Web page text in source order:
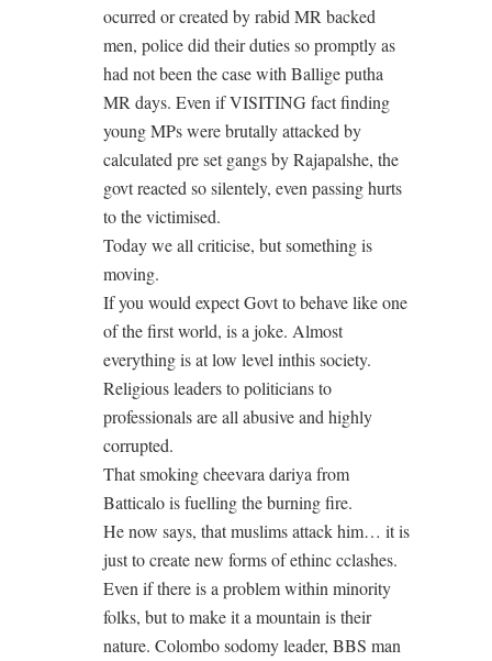
ocurred or created by rabid MR backed
men, police did their duties so promptly as
had not been the case with Ballige putha
MR days. Even if VISITING fact finding
young MPs were brutally attacked by
calculated pre set gangs by Rajapalshe, the
govt reacted so silentely, even passing hurts
to the victimised.
Today we all criticise, but something is
moving.
If you would expect Govt to behave like one
of the first world, is a joke. Almost
everything is at low level inthis society.
Religious leaders to politicians to
professionals are all abusive and highly
corrupted.
That smoking cheevara dariya from
Batticalo is fuelling the burning fire.
He now says, that muslims attack him… it is
just to create new forms of ethinc cclashes.
Even if there is a problem within minority
folks, but to make it a mountain is their
nature. Colombo sodomy leader, BBS man